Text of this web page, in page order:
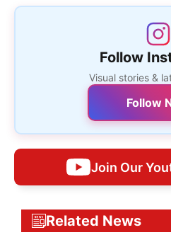
Follow
Visual stories &
Follow
Join Our
Related News